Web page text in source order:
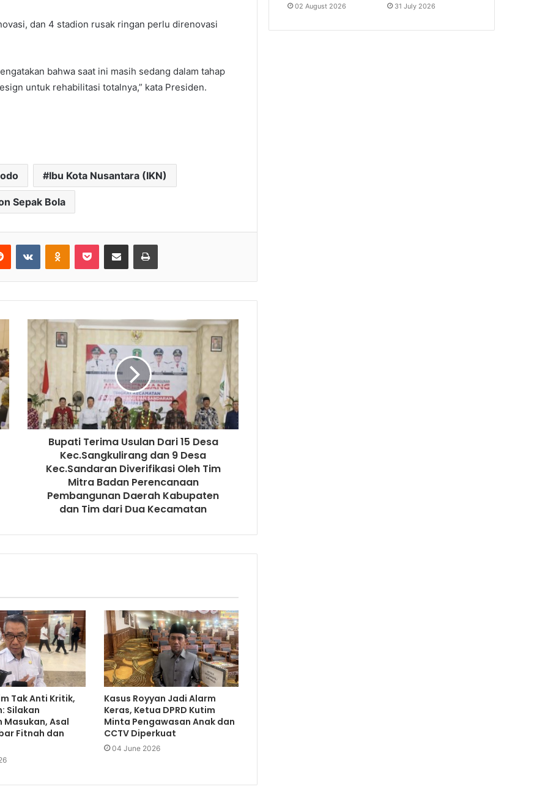
dan 4 stadion rusak ringan perlu direnovasi
bahwa saat ini masih sedang dalam tahap
untuk rehabilitasi totalnya,” kata Presiden.
Ibu Kota Nusantara (IKN)
Sepak Bola
Bupati Terima Usulan Dari 15 Desa
Kec.Sangkulirang dan 9 Desa
Kec.Sandaran Diverifikasi Oleh Tim
Mitra Badan Perencanaan
Pembangunan Daerah Kabupaten
dan Tim dari Dua Kecamatan
Tak Anti Kritik,
Silakan
Masukan, Asal
Fitnah dan
Kasus Royyan Jadi Alarm
Keras, Ketua DPRD Kutim
Minta Pengawasan Anak dan
CCTV Diperkuat
04 June 2026
02 August 2026 31 July 2026